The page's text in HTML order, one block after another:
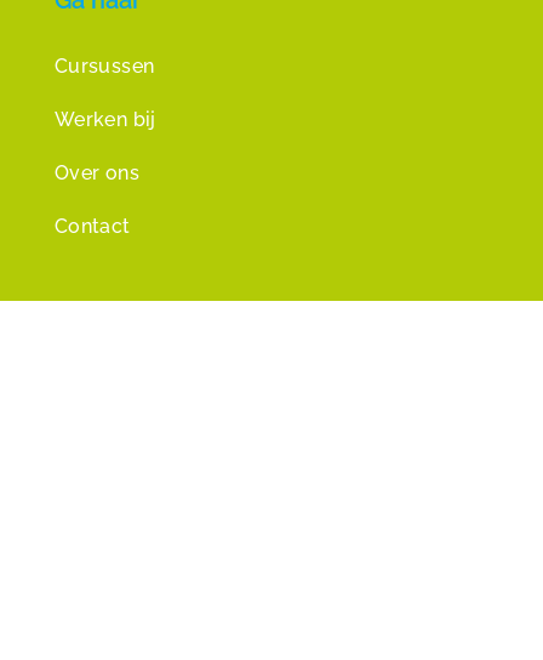
Cursussen
Werken bij
Over ons
Contact